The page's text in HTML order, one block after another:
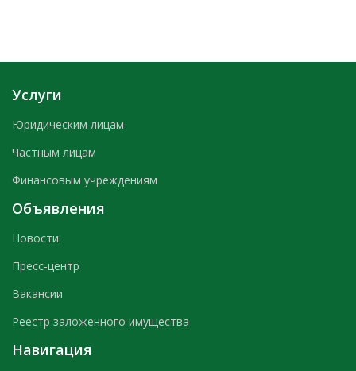
Услуги
Юридическим лицам
Частным лицам
Финансовым учреждениям
Объявления
Новости
Пресс-центр
Вакансии
Реестр заложенного имущества
Навигация